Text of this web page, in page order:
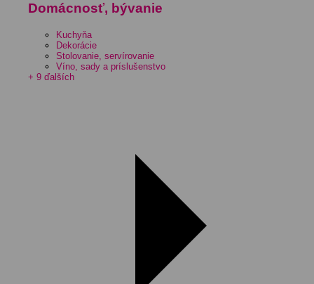
Domácnosť, bývanie
Kuchyňa
Dekorácie
Stolovanie, servírovanie
Víno, sady a príslušenstvo
+ 9 ďalších